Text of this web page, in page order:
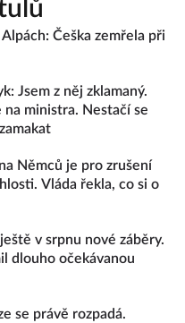
Češka zemřela při
Jsem z něj zklamaný.
na ministra. Nestačí se
Němců je pro zrušení
Vláda řekla, co si o
v srpnu nové záběry.
dlouho očekávanou
se právě rozpadá.